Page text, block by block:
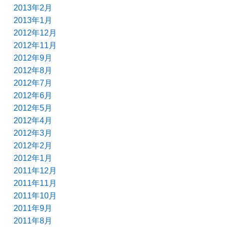
2013年2月
2013年1月
2012年12月
2012年11月
2012年9月
2012年8月
2012年7月
2012年6月
2012年5月
2012年4月
2012年3月
2012年2月
2012年1月
2011年12月
2011年11月
2011年10月
2011年9月
2011年8月